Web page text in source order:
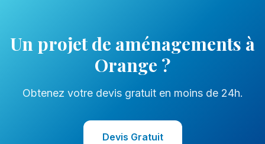
Un projet de aménagements à
Orange ?
Obtenez votre devis gratuit en moins de 24h.
Devis Gratuit